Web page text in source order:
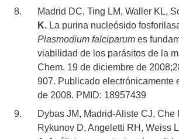
Madrid DC, Ting LM, Waller KL,
K. La purina nucleósido
Plasmodium falciparum es
viabilidad de los parásitos de la
Chem. 19 de diciembre de
907. Publicado electrónicamente
de 2008. PMID: 18957439
Dybas JM, Madrid-Aliste CJ, Che
Rykunov D, Angeletti RH, Weiss